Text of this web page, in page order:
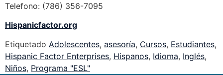
Telefono: (786) 356-7095
Hispanicfactor.org
Etiquetado Adolescentes, asesoría, Cursos, Estudiantes,
Hispanic Factor Enterprises, Hispanos, Idioma, Inglés,
Niños, Programa "ESL"